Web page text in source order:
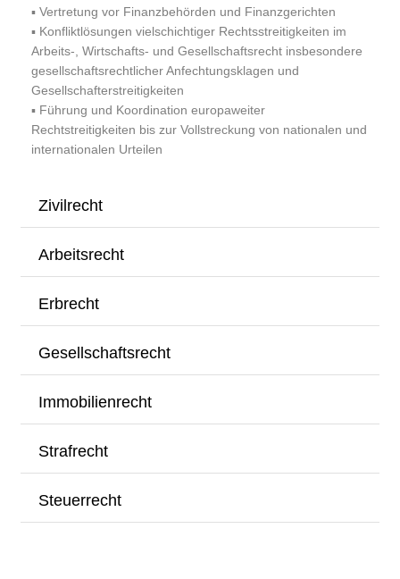
▪︎ Vertretung vor Finanzbehörden und Finanzgerichten
▪︎ Konfliktlösungen vielschichtiger Rechtsstreitigkeiten im
Arbeits-, Wirtschafts- und Gesellschaftsrecht insbesondere
gesellschaftsrechtlicher Anfechtungsklagen und
Gesellschafterstreitigkeiten
▪︎ Führung und Koordination europaweiter
Rechtstreitigkeiten bis zur Vollstreckung von nationalen und
internationalen Urteilen
Zivilrecht
Arbeitsrecht
Erbrecht
Gesellschaftsrecht
Immobilienrecht
Strafrecht
Steuerrecht